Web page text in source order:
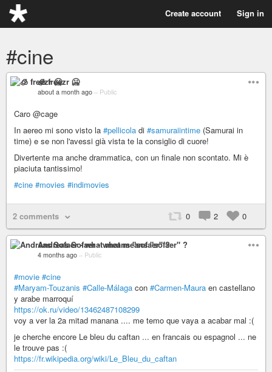
Create account Sign in
#cine
🧊 freezr 🥶
about a month ago – Public
Caro @cage
In aereo mi sono visto la #pellicola di #samuraiintime (Samurai in
time) e se non l'avessi già vista te la consiglio di cuore!
Divertente ma anche drammatica, con un finale non scontato. Mi è
piaciuta tantissimo!
#cine #movies #indimovies
2 comments 0 2 0
Andreas Sofaer - what means "sofaer" ?
4 months ago – Public
#movie #cine
#Maryam-Touzanis #Calle-Málaga con #Carmen-Maura en castellano
y arabe marroquí
https://ok.ru/video/13462487108299
voy a ver la 2a mitad manana .... me temo que vaya a acabar mal :(
je cherche encore Le bleu du caftan ... en francais ou espagnol ... ne
le trouve pas :(
https://fr.wikipedia.org/wiki/Le_Bleu_du_caftan